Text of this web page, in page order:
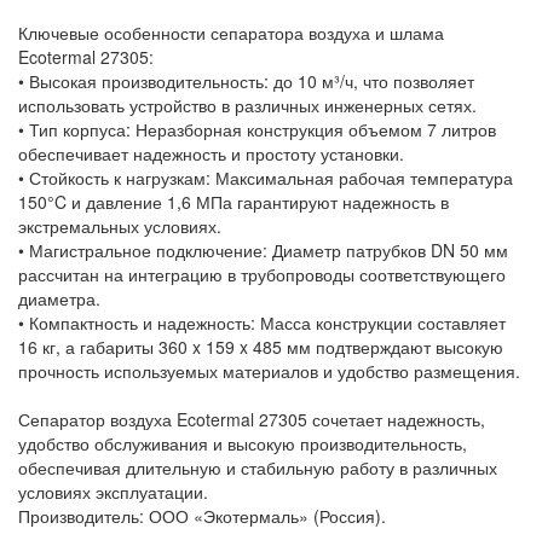
Ключевые особенности сепаратора воздуха и шлама
Ecotermal 27305:
• Высокая производительность: до 10 м³/ч, что позволяет
использовать устройство в различных инженерных сетях.
• Тип корпуса: Неразборная конструкция объемом 7 литров
обеспечивает надежность и простоту установки.
• Стойкость к нагрузкам: Максимальная рабочая температура
150°C и давление 1,6 МПа гарантируют надежность в
экстремальных условиях.
• Магистральное подключение: Диаметр патрубков DN 50 мм
рассчитан на интеграцию в трубопроводы соответствующего
диаметра.
• Компактность и надежность: Масса конструкции составляет
16 кг, а габариты 360 x 159 x 485 мм подтверждают высокую
прочность используемых материалов и удобство размещения.
Сепаратор воздуха Ecotermal 27305 сочетает надежность,
удобство обслуживания и высокую производительность,
обеспечивая длительную и стабильную работу в различных
условиях эксплуатации.
Производитель: ООО «Экотермаль» (Россия).